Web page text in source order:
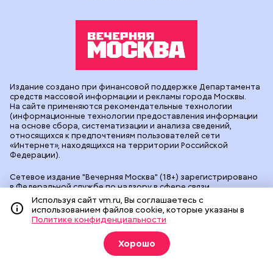
Сетевое издание "Вечерняя Москва" (18+) зарегистрировано
в Федеральной службе по надзору в сфере связи,
информационных технологий и массовых коммуникаций
(Роскомнадзор). Свидетельство о регистрации ЭЛ № ФС 77 -
90524 от 09.12.2025. Учредитель: АО "Редакция газеты
"Вечерняя Москва". Главный редакторvm.ru
Геннадьевич Глуходедов. Адрес редакции: 127015, г.Москва,
Бумажный пр-д, д. 14, стр. 2. Телефон:
+7(499)557-04-24
. Почта для связи с редакцией сайта:
Издание создано при финансовой поддержке Департамента
средств массовой информации и рекламы города Москвы.
На сайте применяются рекомендательные технологии
(информационные технологии предоставления информации
на основе сбора, систематизации и анализа сведений,
относящихся к предпочтениям пользователей сети
«Интернет», находящихся на территории Российской
Федерации).
Используя сайт vm.ru, Вы соглашаетесь с
использованием файлов cookie, которые указаны в
Политике конфиденциальности
Хорошо